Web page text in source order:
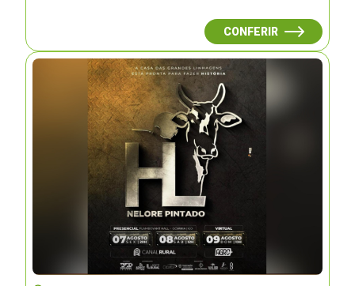
CONFERIR